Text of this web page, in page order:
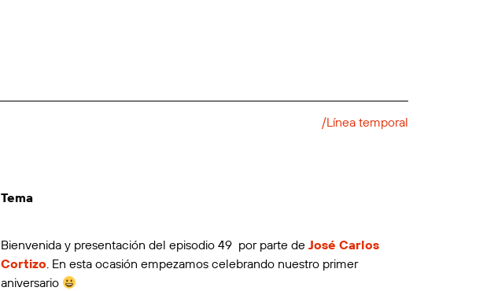
/Línea temporal
Tema
Bienvenida y presentación del episodio 49 por parte de José Carlos
Cortizo . En esta ocasión empezamos celebrando nuestro primer
aniversario